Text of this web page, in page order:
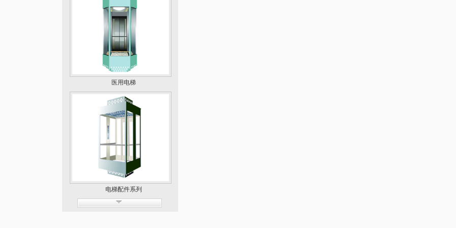
医用电梯
电梯配件系列